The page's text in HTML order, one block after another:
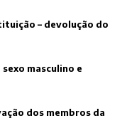
– devolução do
masculino e
dos membros da